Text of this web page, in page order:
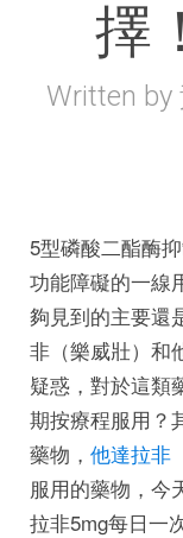
擇
Written by
5型磷酸二酯酶
功能障礙的一線
夠見到的主要還
非（樂威壯）和
疑惑，對於這類
期按療程服用？
藥物， 他達拉非
服用的藥物，今
拉非5mg每日一